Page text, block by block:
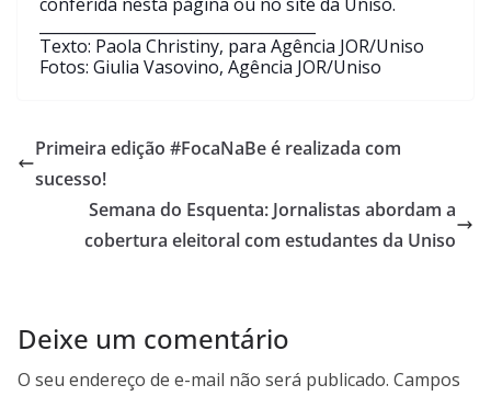
Texto: Paola Christiny, para Agência JOR/Uniso
Fotos: Giulia Vasovino, Agência JOR/Uniso
Primeira edição ‪#‎FocaNaBe‬ é realizada com
sucesso!
Semana do Esquenta: Jornalistas abordam a
cobertura eleitoral com estudantes da Uniso
Deixe um comentário
O seu endereço de e-mail não será publicado. Campos